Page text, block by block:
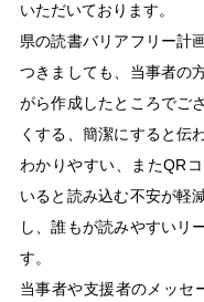
いただいております。
県の読書バリアフリー計
つきましても、当事者の
がら作成したところでご
くする、簡潔にすると伝
わかりやすい、またQR
いると読み込む不安が軽
し、誰もが読みやすいリ
す。
当事者や支援者のメッセ